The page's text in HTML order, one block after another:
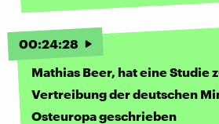
00:24:28
Mathias Beer, hat eine Studie
Vertreibung der deutschen
Osteuropa geschrieben